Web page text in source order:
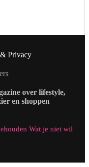
Privacy
over lifestyle,
en shoppen
Wat je niet wil